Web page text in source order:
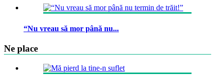
“Nu vreau să mor până nu...
Ne place